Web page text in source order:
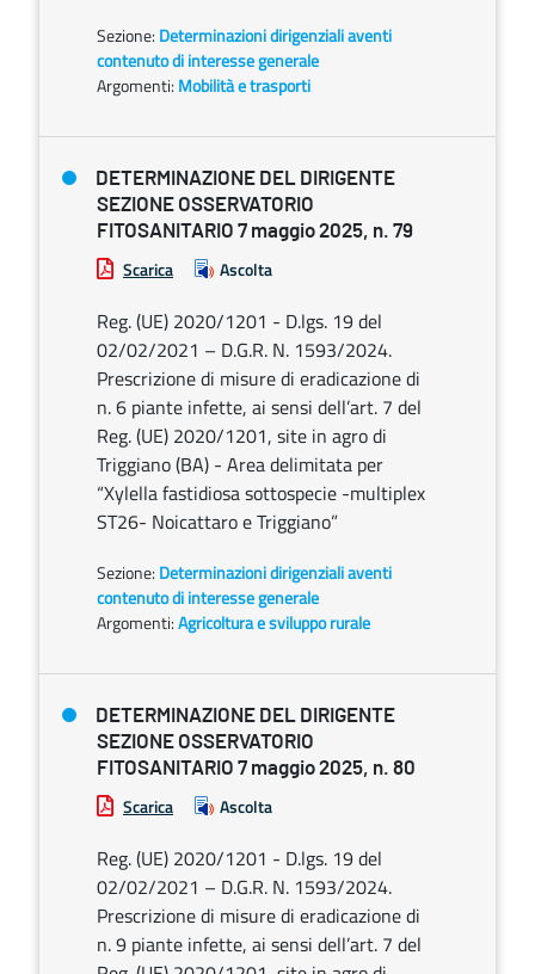
Sezione: Determinazioni dirigenziali aventi
contenuto di interesse generale
Argomenti: Mobilità e trasporti
DETERMINAZIONE DEL DIRIGENTE
SEZIONE OSSERVATORIO
FITOSANITARIO 7 maggio 2025, n. 79
Scarica Ascolta
Reg. (UE) 2020/1201 - D.lgs. 19 del
02/02/2021 – D.G.R. N. 1593/2024.
Prescrizione di misure di eradicazione di
n. 6 piante infette, ai sensi dell’art. 7 del
Reg. (UE) 2020/1201, site in agro di
Triggiano (BA) - Area delimitata per
“Xylella fastidiosa sottospecie -multiplex
ST26- Noicattaro e Triggiano”
Sezione: Determinazioni dirigenziali aventi
contenuto di interesse generale
Argomenti:Agricoltura e sviluppo rurale
DETERMINAZIONE DEL DIRIGENTE
SEZIONE OSSERVATORIO
FITOSANITARIO 7 maggio 2025, n. 80
Scarica Ascolta
Reg. (UE) 2020/1201 - D.lgs. 19 del
02/02/2021 – D.G.R. N. 1593/2024.
Prescrizione di misure di eradicazione di
n. 9 piante infette, ai sensi dell’art. 7 del